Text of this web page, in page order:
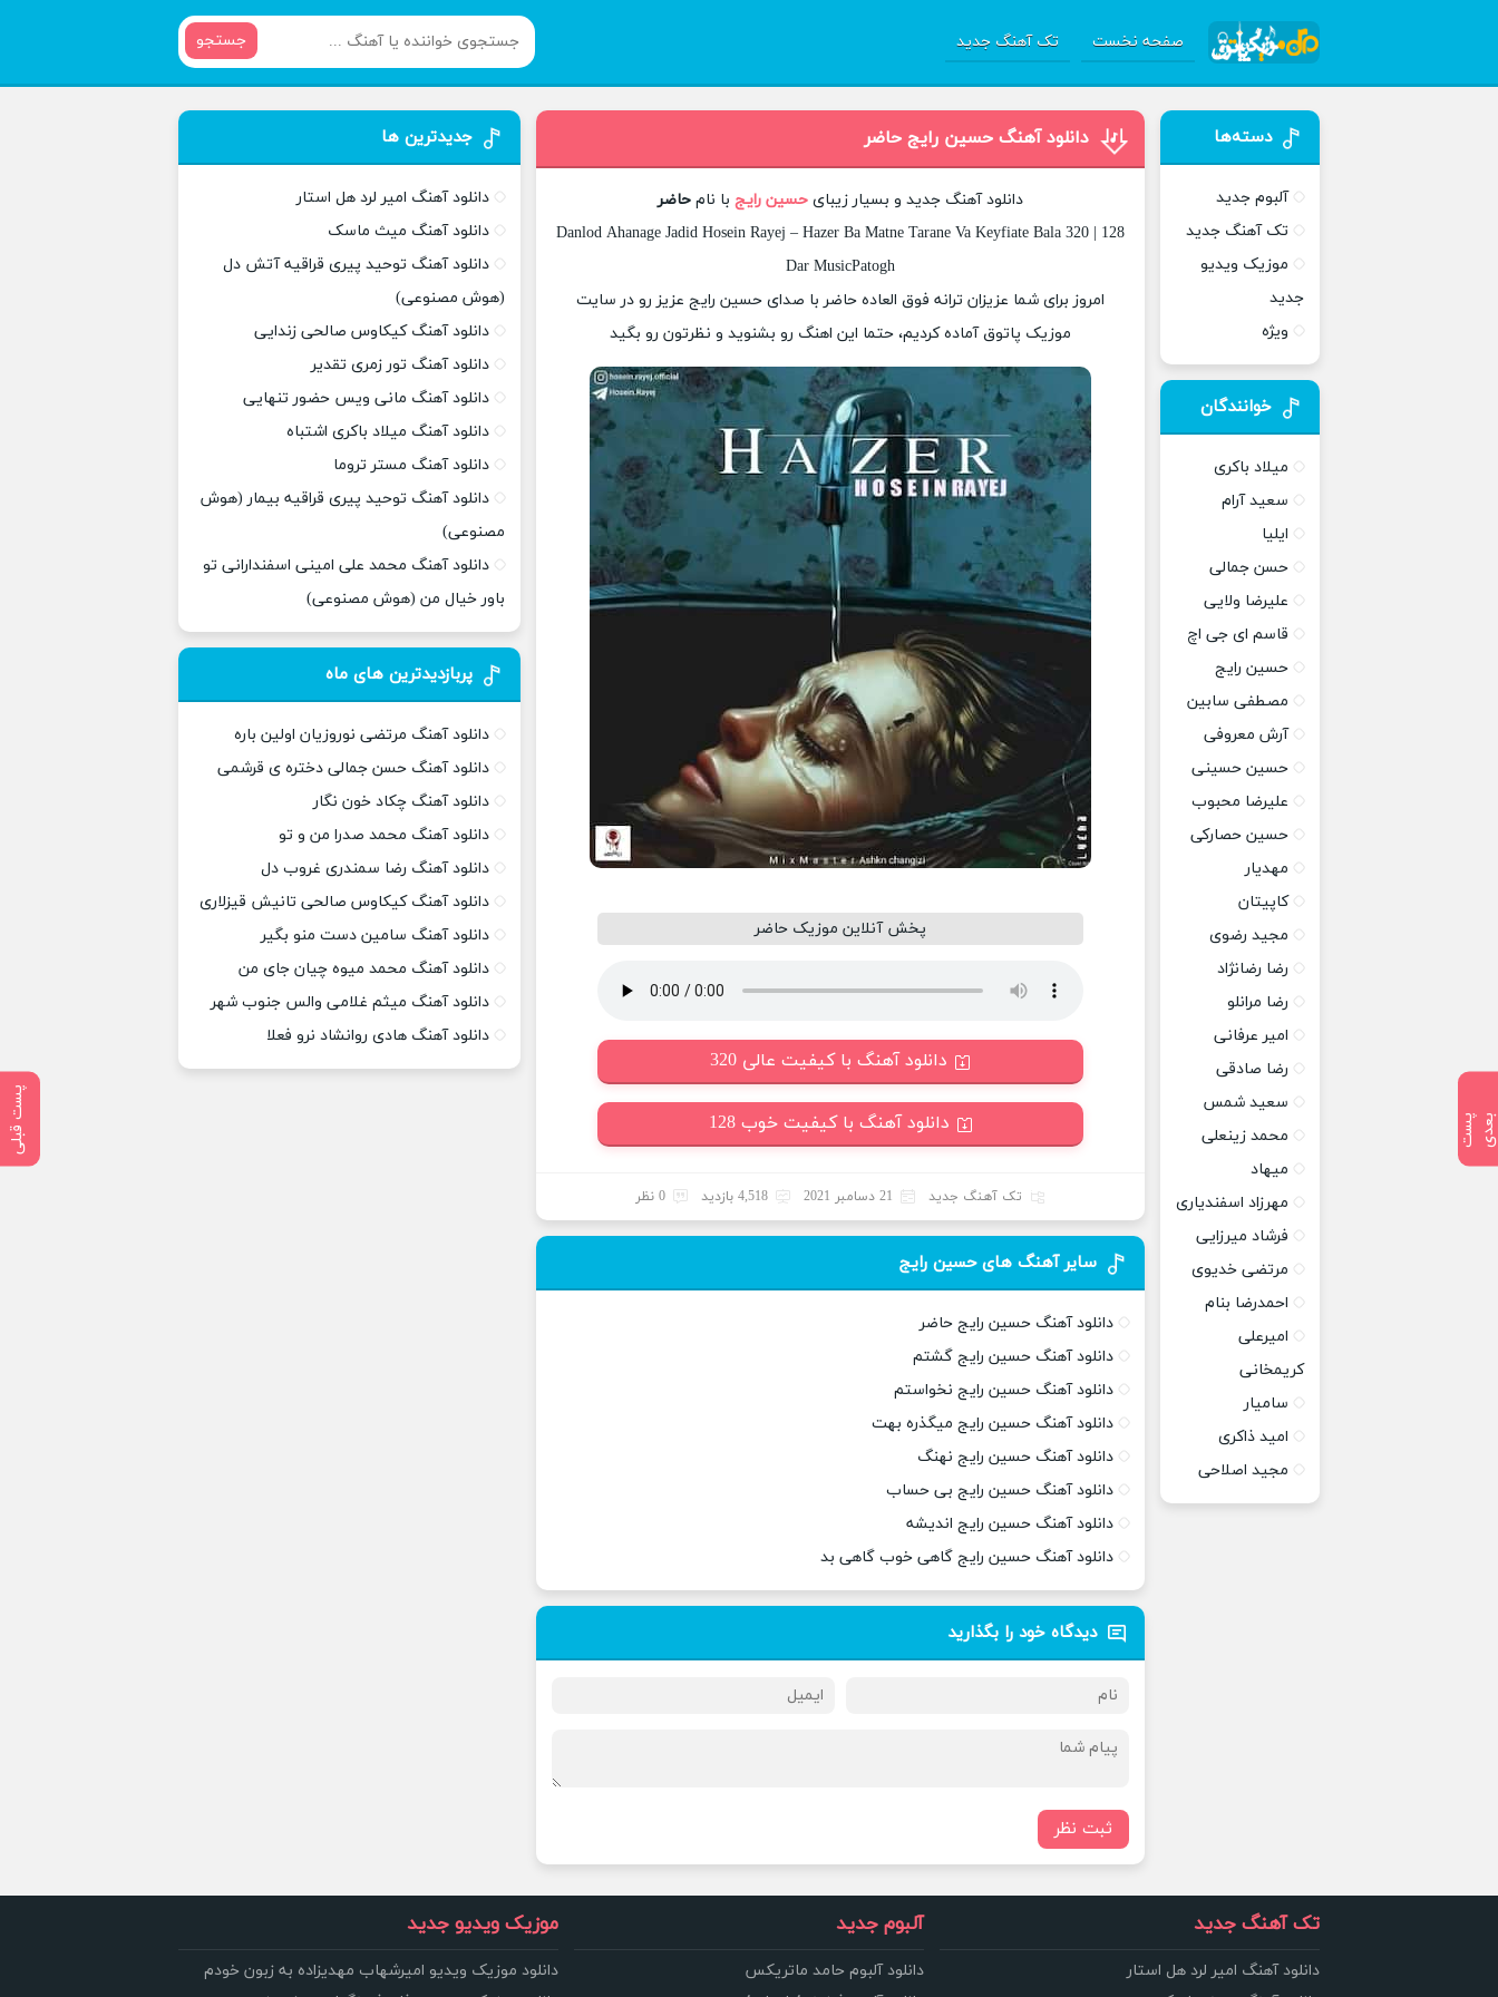
صفحه نخست تک آهنگ جدید جستجو
پ
س
ت
ب
ع
د ی پست قبلی
دانلود آهنگ حسین رایج حاضر
دانلود آهنگ جدید و بسیار زیبایحسین رایج با نامحاضر
Danlod Ahanage Jadid Hosein Rayej – Hazer Ba Matne Tarane Va Keyfiate Bala 320 | 128
Dar MusicPatogh
امروز برای شما عزیزان ترانه فوق العاده حاضر با صدای حسین رایج عزیز رو در سایت
موزیک پاتوق آماده کردیم، حتما این اهنگ رو بشنوید و نظرتون رو بگید
پخش آنلاین موزیک حاضر
دانلود آهنگ با کیفیت عالی 320
دانلود آهنگ با کیفیت خوب 128
تک آهنگ جدید 21 دسامبر 2021 4,518 بازدید 0 نظر
سایر آهنگ های حسین رایج
دانلود آهنگ حسین رایج حاضر
دانلود آهنگ حسین رایج گشتم
دانلود آهنگ حسین رایج نخواستم
دانلود آهنگ حسین رایج میگذره بهت
دانلود آهنگ حسین رایج نهنگ
دانلود آهنگ حسین رایج بی حساب
دانلود آهنگ حسین رایج اندیشه
دانلود آهنگ حسین رایج گاهی خوب گاهی بد
دیدگاه خود را بگذارید
ثبت نظر
دسته‌ها
آلبوم جدید
تک آهنگ جدید
موزیک ویدیو
جدید
ویژه
خوانندگان
میلاد باکری
سعید آرام
ایلیا
حسن جمالی
علیرضا ولایی
قاسم ای جی اچ
حسین رایج
مصطفی سابین
آرش معروفی
حسین حسینی
علیرضا محبوب
حسین حصارکی
مهدیار
کاپیتان
مجید رضوی
رضا رضانژاد
رضا مرانلو
امیر عرفانی
رضا صادقی
سعید شمس
محمد زینعلی
میهاد
مهرزاد اسفندیاری
فرشاد میرزایی
مرتضی خدیوی
احمدرضا بنام
امیرعلی
کریمخانی
سامیار
امید ذاکری
مجید اصلاحی
جدیدترین ها
دانلود آهنگ امیر لرد هل استار
دانلود آهنگ میث ماسک
دانلود آهنگ توحید پیری قراقیه آتش دل
(هوش مصنوعی)
دانلود آهنگ کیکاوس صالحی زندایی
دانلود آهنگ تور زمری تقدیر
دانلود آهنگ مانی ویس حضور تنهایی
دانلود آهنگ میلاد باکری اشتباه
دانلود آهنگ مستر تروما
دانلود آهنگ توحید پیری قراقیه بیمار (هوش
مصنوعی)
دانلود آهنگ محمد علی امینی اسفندارانی تو
باور خیال من (هوش مصنوعی)
پربازدیدترین های ماه
دانلود آهنگ مرتضی نوروزیان اولین باره
دانلود آهنگ حسن جمالی دختره ی قرشمی
دانلود آهنگ چکاد خون نگار
دانلود آهنگ محمد صدرا من و تو
دانلود آهنگ رضا سمندری غروب دل
دانلود آهنگ کیکاوس صالحی تانیش قیزلاری
دانلود آهنگ سامین دست منو بگیر
دانلود آهنگ محمد میوه چیان جای من
دانلود آهنگ میثم غلامی والس جنوب شهر
دانلود آهنگ هادی روانشاد نرو فعلا
تک آهنگ جدید
دانلود آهنگ امیر لرد هل استار
آلبوم جدید
دانلود آلبوم حامد ماتریکس
موزیک ویدیو جدید
دانلود موزیک ویدیو امیرشهاب مهدیزاده به زبون خودم